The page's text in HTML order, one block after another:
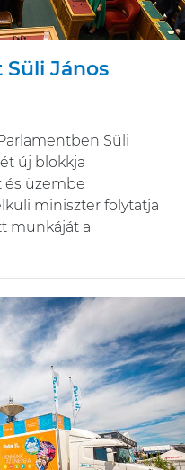
János
Süli
új blokkja
és üzembe
miniszter folytatja
munkáját a